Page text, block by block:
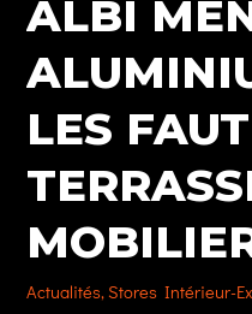
ALBI
LES
Actualités,Stores Intérieur-